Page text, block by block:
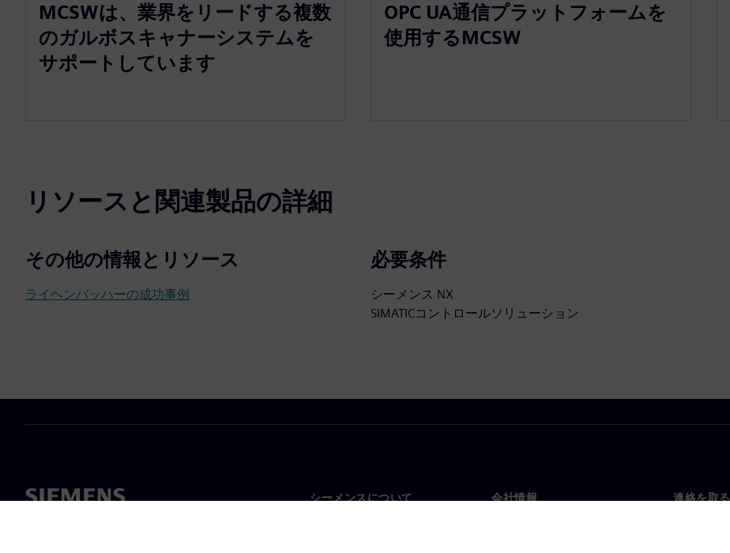
MCSWは、業界をリードする複数
のガルボスキャナーシステムを
サポートしています
OPC UA通信プラットフォームを
使用するMCSW
リソースと関連製品の詳細
その他の情報とリソース
ライヘンバッハーの成功事例
必要条件
シーメンス NX
SIMATICコントロールソリューション
シーメンスについて 会社情報 連絡を取る